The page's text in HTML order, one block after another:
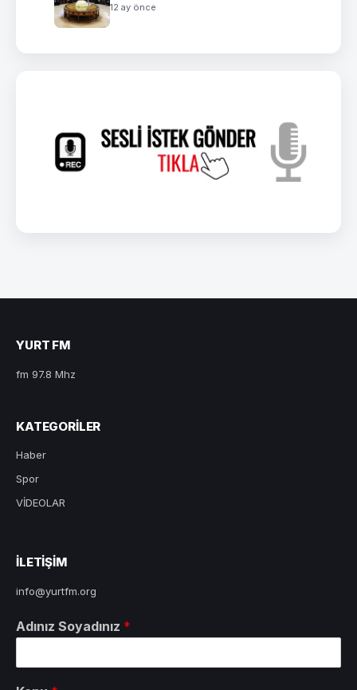
12 ay önce
YURT FM
fm 97.8 Mhz
KATEGORILER
Haber
Spor
VİDEOLAR
ILETIŞIM
info@yurtfm.org
Adınız Soyadınız *